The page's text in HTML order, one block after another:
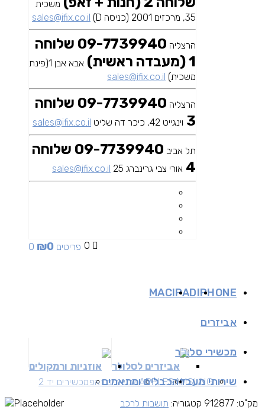
משכית
35, מרכזים 2001 (כניסה D)
sales@ifix.co.il
הרצליה
09-7739940 שלוחה
1 (מעבדה ראשית)
אבא אבן 1(פינת
משכית) sales@ifix.co.il
הרצליה
09-7739940 שלוחה
3 וינגייט 42, כיכר דה שליט sales@ifix.co.il
תל אביב
09-7739940 שלוחה
4 אורי צבי גרינברג 25 sales@ifix.co.il
0 0 פריטים ₪0
IPHONE
IPAD
MAC
אביזרים
אביזרים לסלולר אוזניות ורמקולים
מכשירי סלולר
SAMSUNG
APPLEמכשירים זאפמכשירים יד 2 שירותי מעבדהכבלים ומתאמים
מק"ט: 912877 קטגוריה: תושבות לרכב